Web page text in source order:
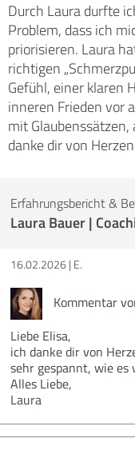
Durch Laura durfte
Problem, dass ich
priorisieren. Laura
richtigen
Gefühl, einer klaren
inneren Frieden vor
mit
danke dir von
Erfahrungsbericht &
Laura Bauer |
16.02.2026 E.
Kommentar
Liebe Elisa,
ich danke dir von
sehr gespannt, wie es
Alles Liebe,
Laura